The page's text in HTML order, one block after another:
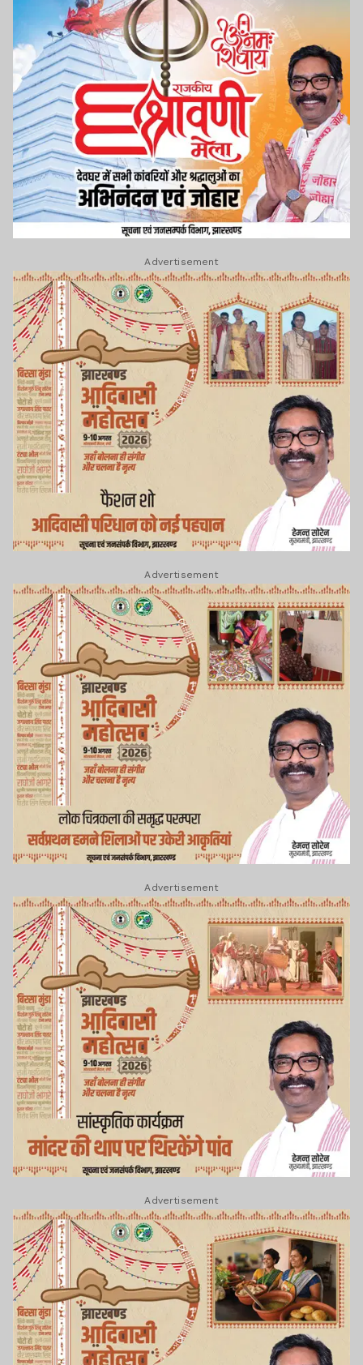
Advertisement
Advertisement
Advertisement
Advertisement